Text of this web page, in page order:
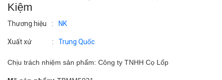
Kiệm
Thương hiệu : NK
Xuất xứ : Trung Quốc
Chịu trách nhiệm sản phẩm: Công ty TNHH Cọ Lốp